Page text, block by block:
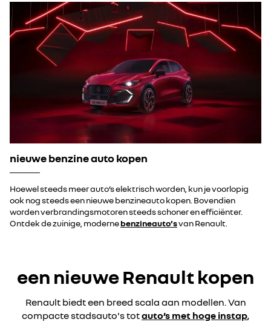
nieuwe benzine auto kopen
Hoewel steeds meer auto’s elektrisch worden, kun je voorlopig
ook nog steeds een nieuwe benzineauto kopen. Bovendien
worden verbrandingsmotoren steeds schoner en efficiënter.
Ontdek de zuinige, modernebenzineauto’svan Renault.
een nieuwe Renault kopen
Renault biedt een breed scala aan modellen. Van
compacte stadsauto's totauto’s met hoge instap,